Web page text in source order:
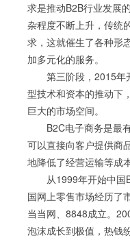
求是推动B2B行业发展
杂程度不断上升，传统
求，这就催生了各种形
加多元化的服务。
第三阶段，2015年
型技术和资本的推动下
巨大的市场空间。
B2C电子商务是最
可以直接向客户提供商
地降低了经营运输等成
从1999年开始中国
国网上零售市场经历了
当当网、8848成立。
泡沫成长到极值，热钱